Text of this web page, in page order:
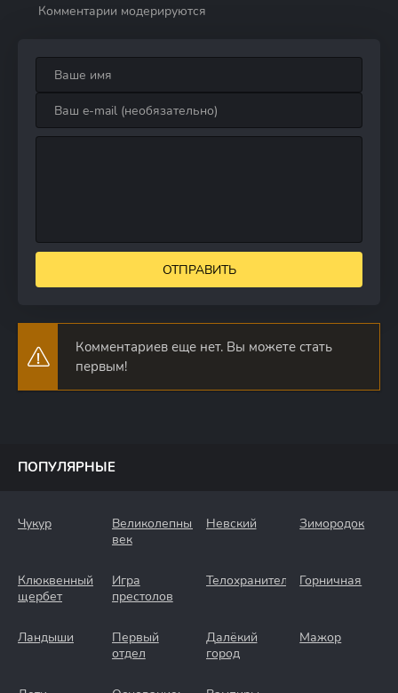
Комментарии модерируются
ОТПРАВИТЬ
Комментариев еще нет. Вы можете стать
первым!
ПОПУЛЯРНЫЕ
Чукур
Великолепный
век
Невский Зимородок
Клюквенный
щербет
Игра
престолов
Телохранители Горничная
Ландыши
Первый
отдел
Далёкий
город
Мажор